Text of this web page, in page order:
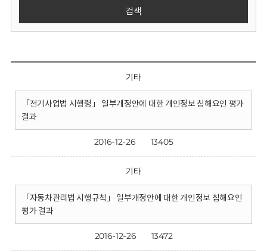
검색
기타
「전기사업법 시행령」 일부개정안에 대한 개인정보 침해요인 평가
결과
2016-12-26 13405
기타
「자동차관리법 시행규칙」 일부개정안에 대한 개인정보 침해요인
평가 결과
2016-12-26 13472